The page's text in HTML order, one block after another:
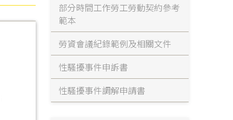
部分時間工作勞工勞動契約參考
範本
勞資會議紀錄範例及相關文件
性騷擾事件申訴書
性騷擾事件調解申請書